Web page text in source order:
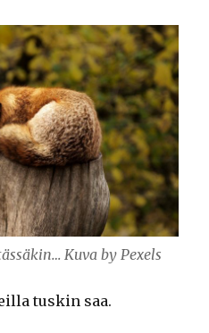
Kuva by Pexels
tuskin saa.